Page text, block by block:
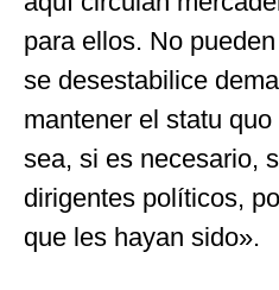
para ellos. No
se desestabilice
mantener el statu
sea, si es necesario,
dirigentes políticos,
que les hayan sido».